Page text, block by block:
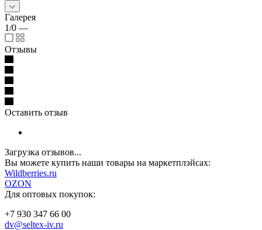
Галерея
1/0 —
Отзывы
Оставить отзыв
Загрузка отзывов...
Вы можете купить наши товары на маркетплэйсах:
Wildberries.ru
OZON
Для оптовых покупок:
+7 930 347 66 00
dv@seltex-iv.ru